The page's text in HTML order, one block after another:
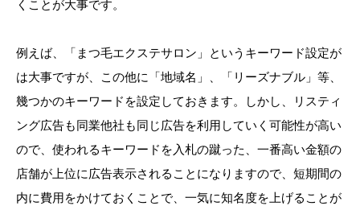
くことが大事です。
例えば、「まつ毛エクステサロン」というキーワード設定が
は大事ですが、この他に「地域名」、「リーズナブル」等、
幾つかのキーワードを設定しておきます。しかし、リスティ
ング広告も同業他社も同じ広告を利用していく可能性が高い
ので、使われるキーワードを入札の蹴った、一番高い金額の
店舗が上位に広告表示されることになりますので、短期間の
内に費用をかけておくことで、一気に知名度を上げることが